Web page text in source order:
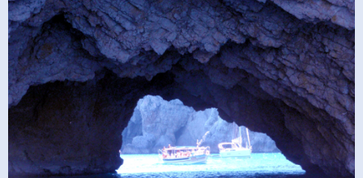
SABB'OCCASIONS
Nous rejoindre
Contacts